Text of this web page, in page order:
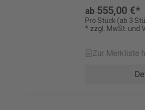
ist.
ab 555,00 €*
Pro Stück (ab 3
* zzgl. MwSt. und
Zur Merkliste